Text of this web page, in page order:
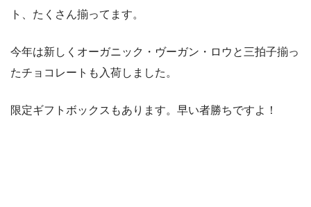
ト、たくさん揃ってます。
今年は新しくオーガニック・ヴーガン・ロウと三拍子揃っ
たチョコレートも入荷しました。
限定ギフトボックスもあります。早い者勝ちですよ！